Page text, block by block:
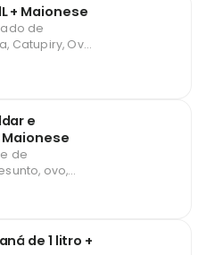
+ Maionese
de
Catupiry, Ovo
1L +
e
Maionese
de
ovo,
tomate,
Guaraná
de 1 litro +